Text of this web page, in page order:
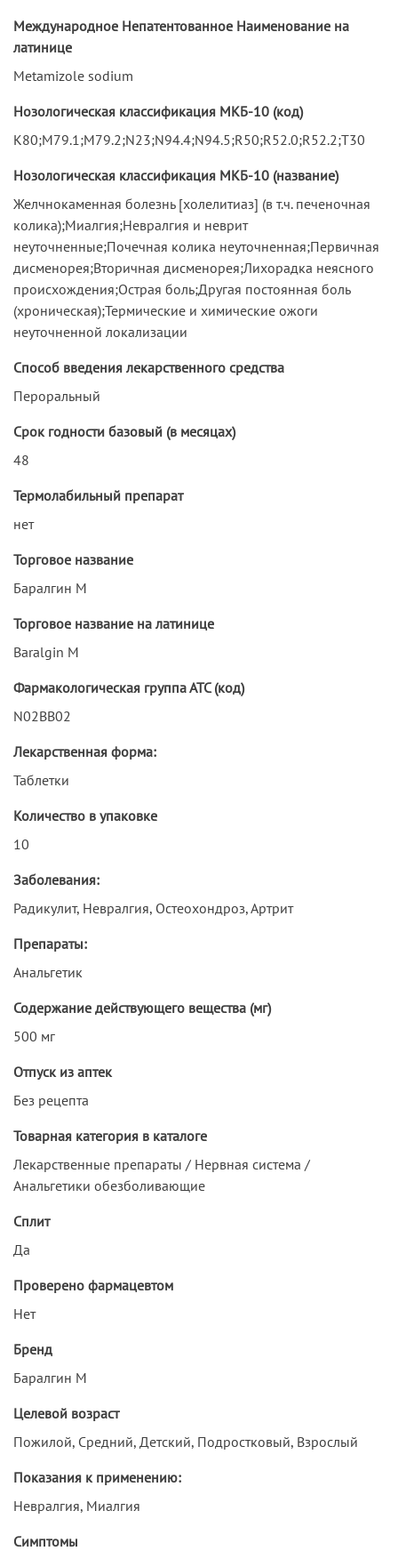
Международное Непатентованное Наименование на
латинице
Metamizole sodium
Нозологическая классификация МКБ-10 (код)
K80;M79.1;M79.2;N23;N94.4;N94.5;R50;R52.0;R52.2;T30
Нозологическая классификация МКБ-10 (название)
Желчнокаменная болезнь [холелитиаз] (в т.ч. печеночная
колика);Миалгия;Невралгия и неврит
неуточненные;Почечная колика неуточненная;Первичная
дисменорея;Вторичная дисменорея;Лихорадка неясного
происхождения;Острая боль;Другая постоянная боль
(хроническая);Термические и химические ожоги
неуточненной локализации
Способ введения лекарственного средства
Пероральный
Срок годности базовый (в месяцах)
48
Термолабильный препарат
нет
Торговое название
Баралгин М
Торговое название на латинице
Baralgin M
Фармакологическая группа АТС (код)
N02BB02
Лекарственная форма:
Таблетки
Количество в упаковке
10
Заболевания:
Радикулит, Невралгия, Остеохондроз, Артрит
Препараты:
Анальгетик
Содержание действующего вещества (мг)
500 мг
Отпуск из аптек
Без рецепта
Товарная категория в каталоге
Лекарственные препараты / Нервная система /
Анальгетики обезболивающие
Сплит
Да
Проверено фармацевтом
Нет
Бренд
Баралгин М
Целевой возраст
Пожилой, Средний, Детский, Подростковый, Взрослый
Показания к применению:
Невралгия, Миалгия
Симптомы